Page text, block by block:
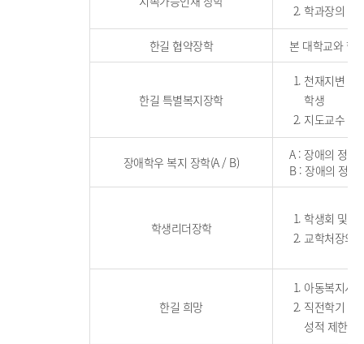
학과장의 추
한길 협약장학 본 대학교와 협
한길 특별복지장학
천재지변 등
학생
지도교수 및
장애학우 복지 장학(A / B)
A : 장애의 정도
B : 장애의 정도
학생리더장학
학생회 및
교학처장의
한길 희망
아동복지시
직전학기 백
성적 제한 없